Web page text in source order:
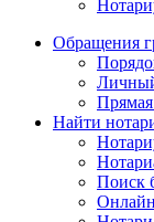
Обращения
Найти
Поиск